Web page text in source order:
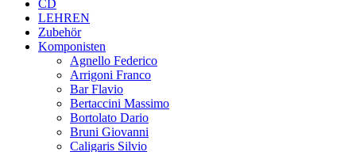
CD
LEHREN
Zubehör
Komponisten
Agnello Federico
Arrigoni Franco
Bar Flavio
Bertaccini Massimo
Bortolato Dario
Bruni Giovanni
Caligaris Silvio